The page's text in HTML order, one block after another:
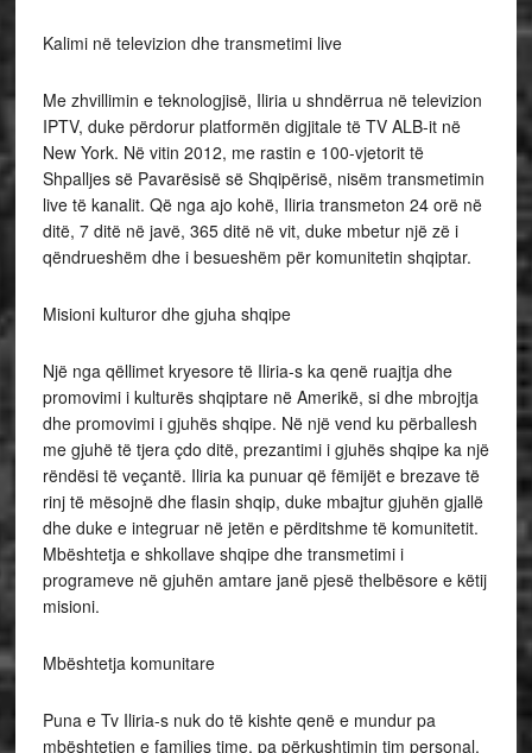
Kalimi në televizion dhe transmetimi live
Me zhvillimin e teknologjisë, Iliria u shndërrua në televizion
IPTV, duke përdorur platformën digjitale të TV ALB-it në
New York. Në vitin 2012, me rastin e 100-vjetorit të
Shpalljes së Pavarësisë së Shqipërisë, nisëm transmetimin
live të kanalit. Që nga ajo kohë, Iliria transmeton 24 orë në
ditë, 7 ditë në javë, 365 ditë në vit, duke mbetur një zë i
qëndrueshëm dhe i besueshëm për komunitetin shqiptar.
Misioni kulturor dhe gjuha shqipe
Një nga qëllimet kryesore të Iliria-s ka qenë ruajtja dhe
promovimi i kulturës shqiptare në Amerikë, si dhe mbrojtja
dhe promovimi i gjuhës shqipe. Në një vend ku përballesh
me gjuhë të tjera çdo ditë, prezantimi i gjuhës shqipe ka një
rëndësi të veçantë. Iliria ka punuar që fëmijët e brezave të
rinj të mësojnë dhe flasin shqip, duke mbajtur gjuhën gjallë
dhe duke e integruar në jetën e përditshme të komunitetit.
Mbështetja e shkollave shqipe dhe transmetimi i
programeve në gjuhën amtare janë pjesë thelbësore e këtij
misioni.
Mbështetja komunitare
Puna e Tv Iliria-s nuk do të kishte qenë e mundur pa
mbështetjen e familjes time, pa përkushtimin tim personal,